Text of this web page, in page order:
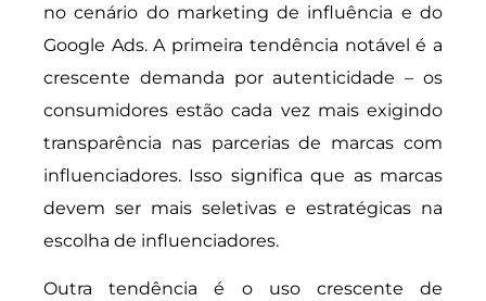
no cenário do marketing de influência e do
Google Ads. A primeira tendência notável é a
crescente demanda por autenticidade – os
consumidores estão cada vez mais exigindo
transparência nas parcerias de marcas com
influenciadores. Isso significa que as marcas
devem ser mais seletivas e estratégicas na
escolha de influenciadores.
Outra tendência é o uso crescente de